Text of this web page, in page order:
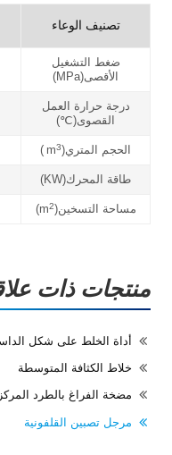
تصنيف الوعاء
ضغط التشغيل
الأقصى(MPa)
درجة حرارة العمل
القصوى(℃
)
الحجم المتري(m3
)
طاقة المحرك(KW)
مساحة التسخين(m2
)
منتجات ذات
أداة الخلط على شكل
خلاط الكثافة المتوسطة
مضخة الفراغ بالطرد
مرجل تصبين القلفونية